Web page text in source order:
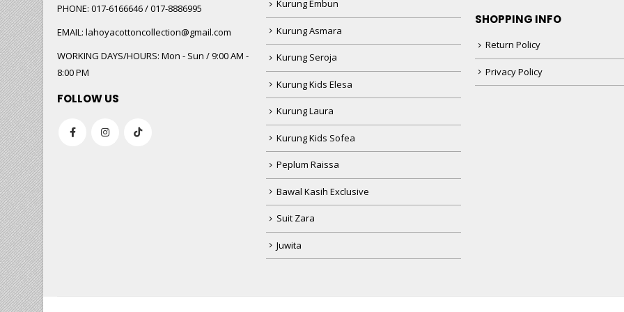
PHONE: 017-6166646 / 017-8886995
EMAIL: lahoyacottoncollection@gmail.com
WORKING DAYS/HOURS: Mon - Sun / 9:00 AM -
8:00 PM
FOLLOW US
Kurung Embun
Kurung Asmara
Kurung Seroja
Kurung Kids Elesa
Kurung Laura
Kurung Kids Sofea
Peplum Raissa
Bawal Kasih Exclusive
Suit Zara
Juwita
SHOPPING INFO
Return Policy
Privacy Policy